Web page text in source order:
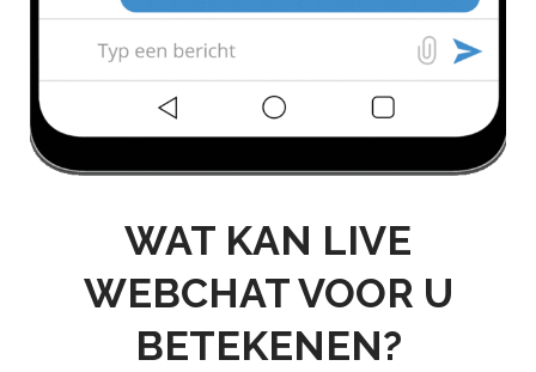
WAT KAN LIVE
WEBCHAT VOOR U
BETEKENEN?